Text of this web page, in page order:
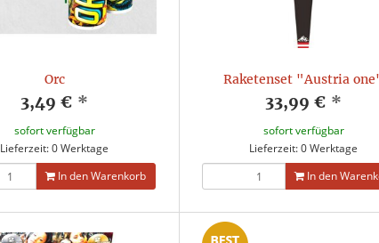
Orc
3,49 € *
sofort verfügbar
Lieferzeit: 0 Werktage
In den Warenkorb
Raketenset "Austria
33,99 € *
sofort verfügbar
Lieferzeit: 0 Werktage
In den